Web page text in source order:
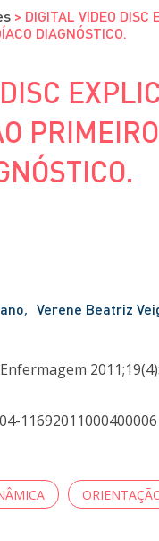
> DIGITAL VIDEO DISC
DIAGNÓSTICO.
Verene Beatriz
11692011000400006